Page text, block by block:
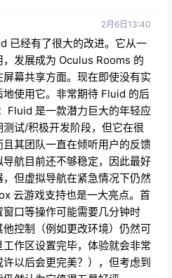
2月6日13:40
已经有了很大的改进。它从一
发展成为 Oculus Rooms 的
幕共享方面。现在即使没有实
使用它。非常期待 Fluid 的后
Fluid 是一款潜力巨大的年轻应
试/积极开发阶段，但它在很
其团队一直在倾听用户的反馈
航目前还不够稳定，因此最好
但虚拟导航在紧急情况下仍然
云游戏支持也是一大亮点。首
口等操作可能需要几分钟时
控制（例如更改环境）仍然可
作区设置完毕，体验就会非常
以后会更完美？），但考虑到